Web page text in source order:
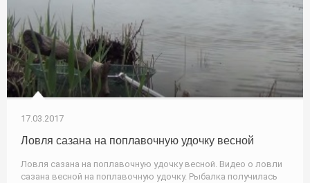
17.03.2017
Ловля сазана на поплавочную удочку весной
Ловля сазана на поплавочную удочку весной. Видео о ловли
сазана весной на поплавочную удочку. Рыбалка получилась